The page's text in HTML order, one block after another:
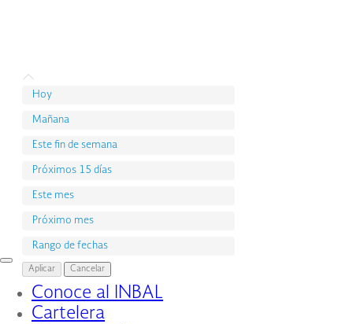
Interruptor
de
Navegación
Conoce al INBAL
Cartelera
Hoy
Mañana
Este fin de semana
Próximos 15 días
Este mes
Próximo mes
Rango de fechas
Aplicar Cancelar